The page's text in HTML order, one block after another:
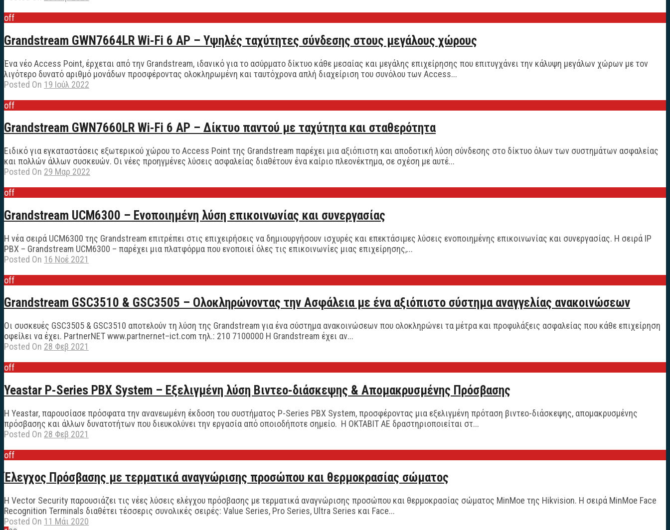
off
Grandstream GWN7664LR Wi-Fi 6 AP – Υψηλές ταχύτητες σύνδεσης στους μεγάλους χώρους
Ένα νέο Access Point, έρχεται από την Grandstream, ιδανικό για το ασύρματο δίκτυο κάθε μεσαίας και μεγάλης επιχείρησης που επιτυγχάνει την κάλυψη μεγάλων χώρων με τον
λιγότερο δυνατό αριθμό μονάδων προσφέροντας ολοκληρωμένη και ταυτόχρονα απλή διαχείριση του συνόλου των Access...
Posted On 19 Ιούλ 2022
off
Grandstream GWN7660LR Wi-Fi 6 AP – Δίκτυο παντού με ταχύτητα και σταθερότητα
Ειδικό για εγκαταστάσεις εξωτερικού χώρου το Access Point της Grandstream παρέχει μια αξιόπιστη και αποδοτική λύση σύνδεσης στο δίκτυο όλων των συστημάτων ασφαλείας
και πολλών άλλων συσκευών. Οι νέες προηγμένες λύσεις ασφαλείας διαθέτουν ένα καίριο πλεονέκτημα, σε σχέση με αυτέ...
Posted On 29 Μαρ 2022
off
Grandstream UCM6300 – Ενοποιημένη λύση επικοινωνίας και συνεργασίας
Η νέα σειρά UCM6300 της Grandstream επιτρέπει στις επιχειρήσεις να δημιουργήσουν ισχυρές και επεκτάσιμες λύσεις ενοποιημένης επικοινωνίας και συνεργασίας. Η σειρά IP
PBX – Grandstream UCM6300 – παρέχει μια πλατφόρμα που ενοποιεί όλες τις επικοινωνίες μιας επιχείρησης,...
Posted On 16 Νοέ 2021
off
Grandstream GSC3510 & GSC3505 – Ολοκληρώνοντας την Ασφάλεια με ένα αξιόπιστο σύστημα αναγγελίας ανακοινώσεων
Οι συσκευές GSC3505 & GSC3510 αποτελούν τη λύση της Grandstream για ένα σύστημα ανακοινώσεων που ολοκληρώνει τα μέτρα και προφυλάξεις ασφαλείας που κάθε επιχείρηση
οφείλει να έχει. PartnerNET www.partnernet–ict.com τηλ.: 210 7100000 Η Grandstream έχει αν...
Posted On 28 Φεβ 2021
off
Yeastar P-Series PBX System – Εξελιγμένη λύση Βιντεο-διάσκεψης & Απομακρυσμένης Πρόσβασης
Η Yeastar, παρουσίασε πρόσφατα την ανανεωμένη έκδοση του συστήματος P-Series PBX System, προσφέροντας μια εξελιγμένη πρόταση βιντεο-διάσκεψης, απομακρυσμένης
πρόσβασης και άλλων δυνατοτήτων που διευκολύνει την εργασία από οποιοδήποτε σημείο. H ΟΚΤΑΒΙΤ ΑΕ δραστηριοποιείται στ...
Posted On 28 Φεβ 2021
off
Έλεγχος Πρόσβασης με τερματικά αναγνώρισης προσώπου και θερμοκρασίας σώματος
Η Vector Security παρουσιάζει τις νέες λύσεις ελέγχου πρόσβασης με τερματικά αναγνώρισης προσώπου και θερμοκρασίας σώματος MinMoe της Hikvision. Η σειρά MinMoe Face
Recognition Terminals διαθέτει τέσσερις συνολικές σειρές: Value Series, Pro Series, Ultra Series και Face...
Posted On 11 Μάι 2020